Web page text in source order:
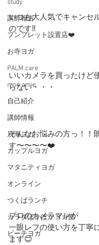
study
講師報告
プンフレット設置店❤️
お寺ヨガ
PALM care
mon amie
自己紹介
講師情報
辰海ヨガ
カップルヨガ
マタニティヨガ
オンライン
つくばランチ
カラダぽかぽかヨガ部
ビーチヨガ
いつも大人気でキャンセ
のです‼︎
いいカメラを買ったけど
らない・・・
そんなお悩みの方っ！！
す〜〜〜〜❤️
プロのカメラマンが
一眼レフの使い方を丁寧
ます😊